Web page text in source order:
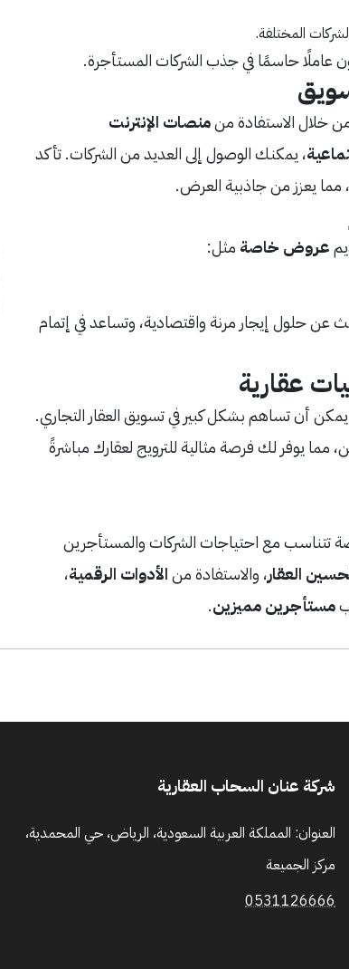
المختلفة.
عاملًا حاسمًا في جذب الشركات المستأجرة.
خلال الاستفادة منمنصات الإنترنت
، يمكنك الوصول إلى العديد من الشركات. تأكد
، مما يعزز من جاذبية العرض.
عروض خاصة مثل:
عن حلول إيجار مرنة واقتصادية، وتساعد في إتمام
عقارية
يمكن أن تساهم بشكل كبير في تسويق العقار التجاري.
مما يوفر لك فرصة مثالية للترويج لعقارك مباشرةً
تتناسب مع احتياجات الشركات والمستأجرين
العقار، والاستفادة منالأدوات الرقمية،
مستأجرين مميزين.
شركة عنان السحاب العقارية
العنوان: المملكة العربية السعودية، الرياض، حي المحمدية،
مركز الجميعة
0531126666